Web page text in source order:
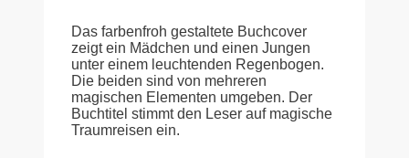
Das farbenfroh gestaltete Buchcover
zeigt ein Mädchen und einen Jungen
unter einem leuchtenden Regenbogen.
Die beiden sind von mehreren
magischen Elementen umgeben. Der
Buchtitel stimmt den Leser auf magische
Traumreisen ein.